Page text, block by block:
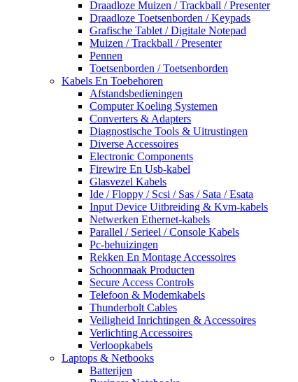
Draadloze Muizen / Trackball / Presenter
Draadloze Toetsenborden / Keypads
Grafische Tablet / Digitale Notepad
Muizen / Trackball / Presenter
Pennen
Toetsenborden / Toetsenborden
Kabels En Toebehoren
Afstandsbedieningen
Computer Koeling Systemen
Converters & Adapters
Diagnostische Tools & Uitrustingen
Diverse Accessoires
Electronic Components
Firewire En Usb-kabel
Glasvezel Kabels
Ide / Floppy / Scsi / Sas / Sata / Esata
Input Device Uitbreiding & Kvm-kabels
Netwerken Ethernet-kabels
Parallel / Serieel / Console Kabels
Pc-behuizingen
Rekken En Montage Accessoires
Schoonmaak Producten
Secure Access Controls
Telefoon & Modemkabels
Thunderbolt Cables
Veiligheid Inrichtingen & Accessoires
Verlichting Accessoires
Verloopkabels
Laptops & Netbooks
Batterijen